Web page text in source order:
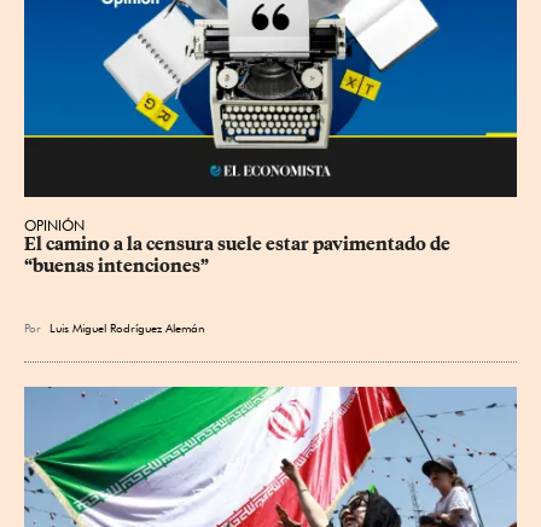
OPINIÓN
El camino a la censura suele estar pavimentado de
“buenas intenciones”
Por Luis Miguel Rodríguez Alemán